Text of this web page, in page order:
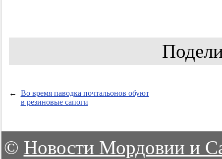
←
Во время паводка почтальонов обуют
в резиновые сапоги
© Новости Мордовии и